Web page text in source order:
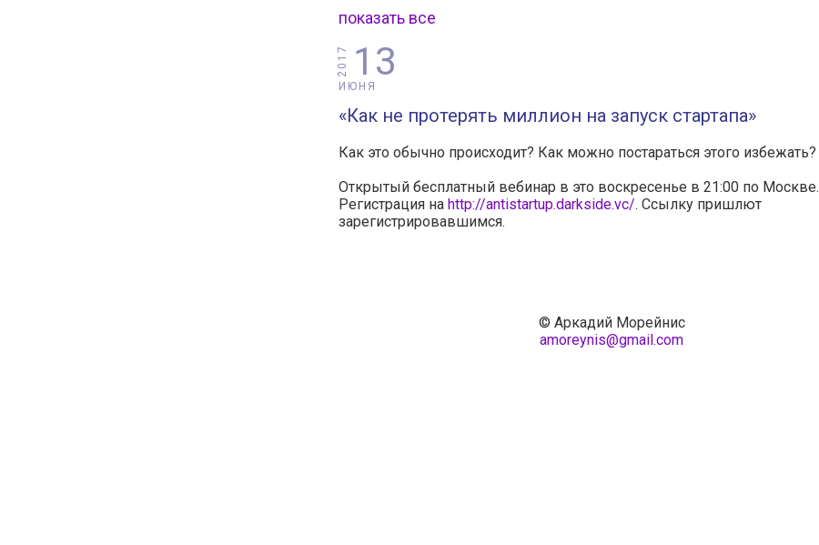
показать все
13
ИЮНЯ
2017
«Как не протерять миллион на запуск стартапа»
Как это обычно происходит? Как можно постараться этого избежать?
Открытый бесплатный вебинар в это воскресенье в 21:00 по Москве.
Регистрация на http://antistartup.darkside.vc/. Ссылку пришлют
зарегистрировавшимся.
© Аркадий Морейнис
amoreynis@gmail.com